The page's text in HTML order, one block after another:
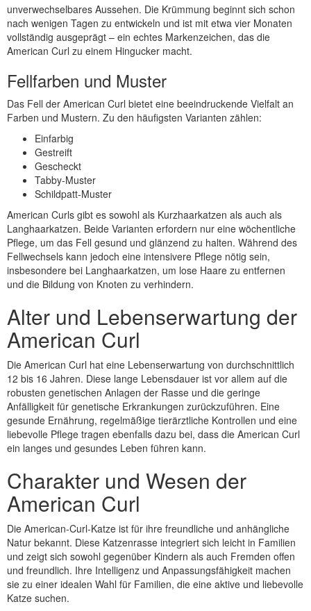
unverwechselbares Aussehen. Die Krümmung beginnt sich schon
nach wenigen Tagen zu entwickeln und ist mit etwa vier Monaten
vollständig ausgeprägt – ein echtes Markenzeichen, das die
American Curl zu einem Hingucker macht.
Fellfarben und Muster
Das Fell der American Curl bietet eine beeindruckende Vielfalt an
Farben und Mustern. Zu den häufigsten Varianten zählen:
Einfarbig
Gestreift
Gescheckt
Tabby-Muster
Schildpatt-Muster
American Curls gibt es sowohl als Kurzhaarkatzen als auch als
Langhaarkatzen. Beide Varianten erfordern nur eine wöchentliche
Pflege, um das Fell gesund und glänzend zu halten. Während des
Fellwechsels kann jedoch eine intensivere Pflege nötig sein,
insbesondere bei Langhaarkatzen, um lose Haare zu entfernen
und die Bildung von Knoten zu verhindern.
Alter und Lebenserwartung der
American Curl
Die American Curl hat eine Lebenserwartung von durchschnittlich
12 bis 16 Jahren. Diese lange Lebensdauer ist vor allem auf die
robusten genetischen Anlagen der Rasse und die geringe
Anfälligkeit für genetische Erkrankungen zurückzuführen. Eine
gesunde Ernährung, regelmäßige tierärztliche Kontrollen und eine
liebevolle Pflege tragen ebenfalls dazu bei, dass die American Curl
ein langes und gesundes Leben führen kann.
Charakter und Wesen der
American Curl
Die American-Curl-Katze ist für ihre freundliche und anhängliche
Natur bekannt. Diese Katzenrasse integriert sich leicht in Familien
und zeigt sich sowohl gegenüber Kindern als auch Fremden offen
und freundlich. Ihre Intelligenz und Anpassungsfähigkeit machen
sie zu einer idealen Wahl für Familien, die eine aktive und liebevolle
Katze suchen.